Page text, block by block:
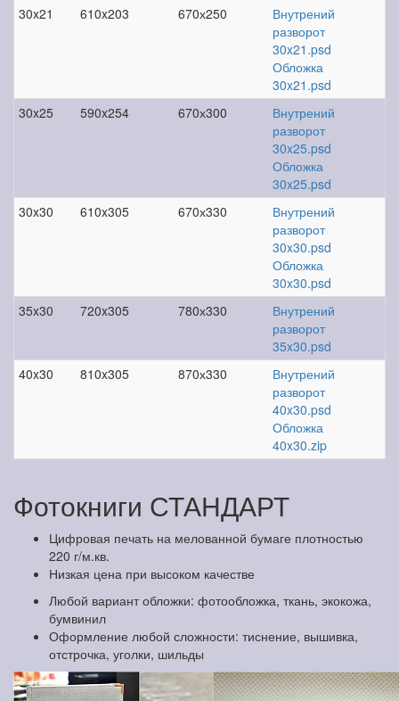
30x21
610x203 670х250
Внутрений
разворот
30x21.psd
Обложка
30x21.psd
30x25
590x254 670х300
Внутрений
разворот
30x25.psd
Обложка
30x25.psd
30x30
610x305 670х330
Внутрений
разворот
30x30.psd
Обложка
30x30.psd
35x30
720x305 780х330
Внутрений
разворот
35x30.psd
40x30
810x305 870х330
Внутрений
разворот
40x30.psd
Обложка
40x30.zip
Фотокниги СТАНДАРТ
Цифровая печать на мелованной бумаге плотностью
220 г/м.кв.
Низкая цена при высоком качестве
Любой вариант обложки: фотообложка, ткань, экокожа,
бумвинил
Оформление любой сложности: тиснение, вышивка,
отстрочка, уголки, шильды